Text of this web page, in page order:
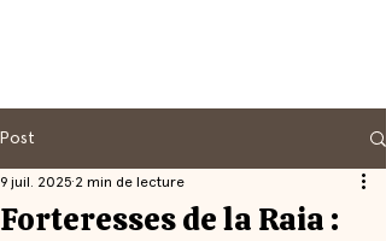
Post
Forteresses de la Raia :
9 juil. 2025 2 min de lecture